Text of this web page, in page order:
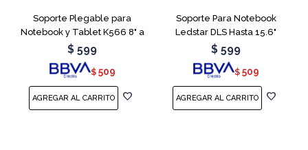
Soporte Plegable para
Notebook y Tablet K566 8" a
15.6"
$ 599
$ 509
Soporte Para Notebook
Ledstar DLS Hasta 15.6"
$ 599
$ 509